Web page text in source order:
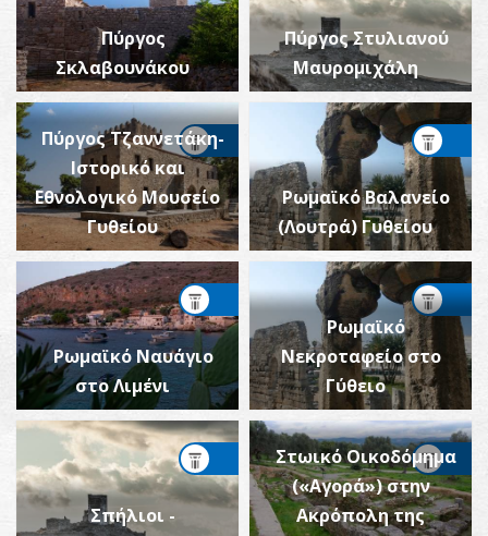
Πύργος
Σκλαβουνάκου
Πύργος Στυλιανού
Μαυρομιχάλη
Πύργος Τζαννετάκη-
Ιστορικό και
Εθνολογικό Μουσείο
Γυθείου
Ρωμαϊκό Βαλανείο
(Λουτρά) Γυθείου
Ρωμαϊκό Ναυάγιο
στο Λιμένι
Ρωμαϊκό
Νεκροταφείο στο
Γύθειο
Σπήλιοι -
Στωικό Οικοδόμημα
(«Αγορά») στην
Ακρόπολη της